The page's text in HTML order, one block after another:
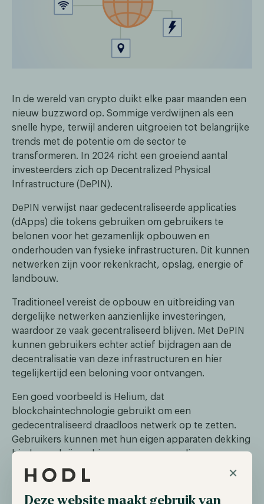
×
Deze website maakt gebruik van
In de wereld van crypto duikt elke paar maanden een
nieuw buzzword op. Sommige verdwijnen als een
snelle hype, terwijl anderen uitgroeien tot belangrijke
trends met de potentie om de sector te
transformeren. In 2024 richt een groeiend aantal
investeerders zich op Decentralized Physical
Infrastructure (DePIN).
DePIN verwijst naar gedecentraliseerde applicaties
(dApps) die tokens gebruiken om gebruikers te
belonen voor het gezamenlijk opbouwen en
onderhouden van fysieke infrastructuren. Dit kunnen
netwerken zijn voor rekenkracht, opslag, energie of
landbouw.
Traditioneel vereist de opbouw en uitbreiding van
dergelijke netwerken aanzienlijke investeringen,
waardoor ze vaak gecentraliseerd blijven. Met DePIN
kunnen gebruikers echter actief bijdragen aan de
decentralisatie van deze infrastructuren en hier
tegelijkertijd een beloning voor ontvangen.
Een goed voorbeeld is Helium, dat
blockchaintechnologie gebruikt om een
gedecentraliseerd draadloos netwerk op te zetten.
Gebruikers kunnen met hun eigen apparaten dekking
bieden en krijgen hiervoor een vergoeding.